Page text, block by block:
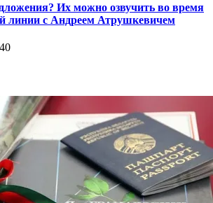
Их можно озвучить во время
линии с Андреем Атрушкевичем